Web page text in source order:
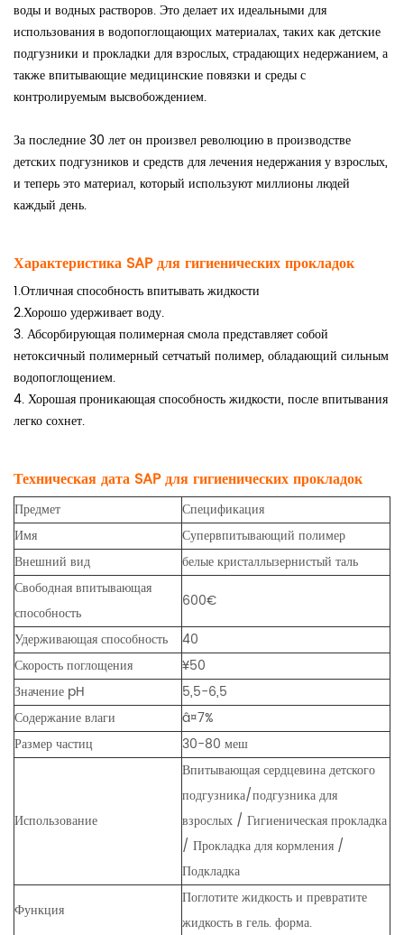
воды и водных растворов. Это делает их идеальными для
использования в водопоглощающих материалах, таких как детские
подгузники и прокладки для взрослых, страдающих недержанием, а
также впитывающие медицинские повязки и среды с
контролируемым высвобождением.
За последние 30 лет он произвел революцию в производстве
детских подгузников и средств для лечения недержания у взрослых,
и теперь это материал, который используют миллионы людей
каждый день.
Характеристика SAP для гигиенических прокладок
1.Отличная способность впитывать жидкости
2.Хорошо удерживает воду.
3. Абсорбирующая полимерная смола представляет собой
нетоксичный полимерный сетчатый полимер, обладающий сильным
водопоглощением.
4. Хорошая проникающая способность жидкости, после впитывания
легко сохнет.
Техническая дата SAP для гигиенических прокладок
Предмет
Спецификация
Имя
Супервпитывающий полимер
Внешний вид
белые кристаллызернистый таль
Свободная впитывающая
способность
600€
Удерживающая способность
40
Скорость поглощения
¥50
Значение pH
5,5-6,5
Содержание влаги
â¤7%
Размер частиц
30-80 меш
Использование
Впитывающая сердцевина детского
подгузника/подгузника для
взрослых / Гигиеническая прокладка
/ Прокладка для кормления /
Подкладка
Функция
Поглотите жидкость и превратите
жидкость в гель. форма.